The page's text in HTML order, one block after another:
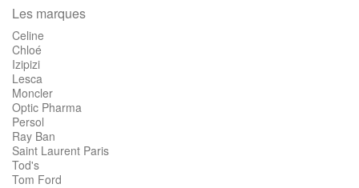
Les marques
Celine
Chloé
Izipizi
Lesca
Moncler
Optic Pharma
Persol
Ray Ban
Saint Laurent Paris
Tod's
Tom Ford